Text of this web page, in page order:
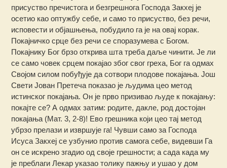
присуство пречистога и безгрешнога Господа Закхеј је
осетио као оптужбу себе, и само то присуство, без речи,
исповести и објашњења, побудило га је на овај корак.
Покајничко срце без речи се споразумева с Богом.
Покајнику Бог брзо открива шта треба даље чинити. Је ли
се само човек срцем покајао због свог греха, Бог га одмах
Својом силом побуђује да сотвори плодове покајања. Још
Свети Јован Претеча показао је људима цео метод
истинског покајања. Он је прво призивао људе к покајању:
покајте се? А одмах затим: родите, дакле, род достојан
покајања (Мат. 3, 2-8)! Ево грешника који цео тај метод
убрзо прелази и извршује га! Чувши само за Господа
Исуса Закхеј се узбунио против самога себе, видевши Га
он се искрено згадио од своје грешности; а сада када му
је преблаги Лекар указао толику пажњу и ушао у дом